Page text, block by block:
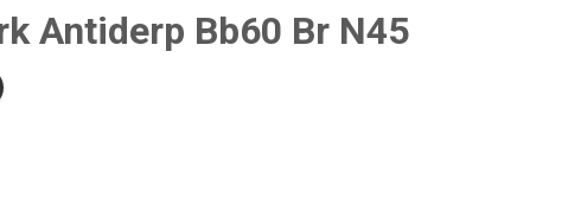
Antiderp Bb60 Br N45